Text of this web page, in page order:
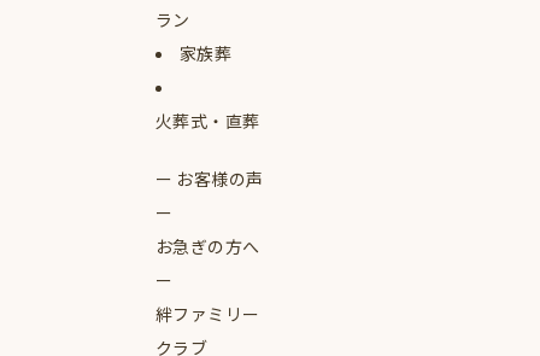
ラン
家族葬
火葬式・直葬
お客様の声
お急ぎの方へ
絆ファミリー
クラブ